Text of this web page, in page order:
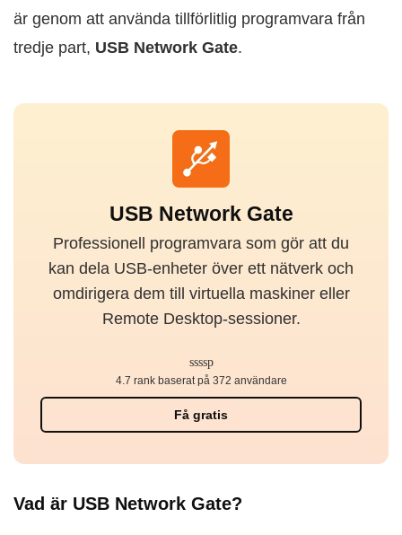
är genom att använda tillförlitlig programvara från
tredje part, USB Network Gate.
USB Network Gate
Professionell programvara som gör att du
kan dela USB-enheter över ett nätverk och
omdirigera dem till virtuella maskiner eller
Remote Desktop-sessioner.
Få gratis
4.7 rank baserat på 372 användare
Vad är USB Network Gate?